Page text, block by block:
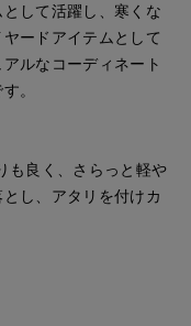
して活躍し、寒くな
ードアイテムとして
ルなコーディネート
。
も良く、さらっと軽や
し、アタリを付けカ